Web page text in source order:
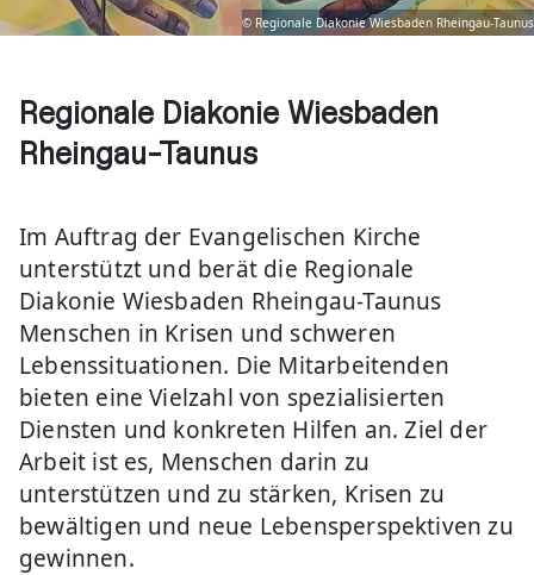
© Regionale Diakonie Wiesbaden Rheingau-Taunus
Regionale Diakonie Wiesbaden
Rheingau-Taunus
Im Auftrag der Evangelischen Kirche
unterstützt und berät die Regionale
Diakonie Wiesbaden Rheingau-Taunus
Menschen in Krisen und schweren
Lebenssituationen. Die Mitarbeitenden
bieten eine Vielzahl von spezialisierten
Diensten und konkreten Hilfen an. Ziel der
Arbeit ist es, Menschen darin zu
unterstützen und zu stärken, Krisen zu
bewältigen und neue Lebensperspektiven zu
gewinnen.